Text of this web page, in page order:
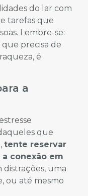
do lar com
tarefas que
Lembre-se:
precisa de
é
a
que
tente reservar
conexão em
distrações, uma
ou até mesmo